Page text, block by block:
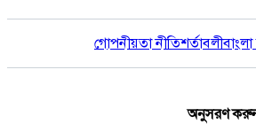
গোপনীয়তা নীতিশর্তাবলী
অনুসরণ